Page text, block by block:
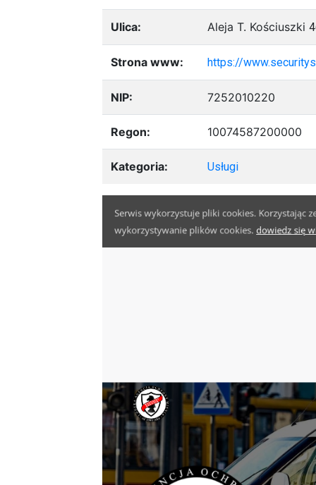
Ulica: Aleja T. Kościuszki
Strona www: https://
NIP: 7252010220
Regon: 10074587200000
Kategoria: Usługi